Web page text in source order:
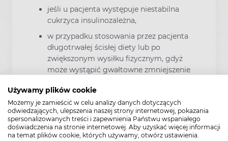
Używamy plików cookie
Możemy je zamieścić w celu analizy danych dotyczących
odwiedzających, ulepszenia naszej strony internetowej, pokazania
spersonalizowanych treści i zapewnienia Państwu wspaniałego
doświadczenia na stronie internetowej. Aby uzyskać więcej informacji
na temat plików cookie, których używamy, otwórz ustawienia.
jeśli u pacjenta występuje niestabilna
cukrzyca insulinozależna,
w przypadku stosowania przez pacjenta
długotrwałej ścisłej diety lub po
zwiększonym wysiłku fizycznym, gdyż
może wystąpić gwałtowne zmniejszenie
nadnercza, który produkuje hormony,
jeśli u pacjenta występują zaburzenia
czynności wątroby lub zaburzenia